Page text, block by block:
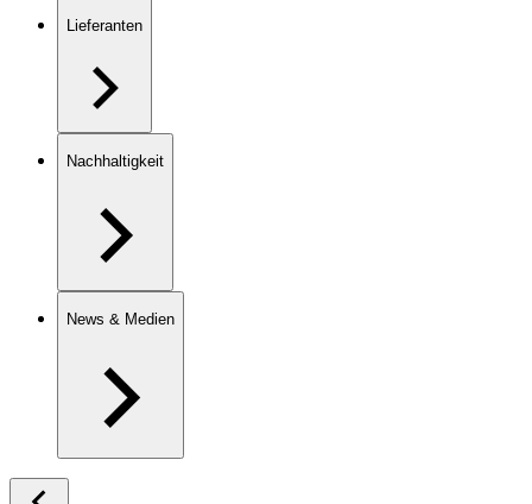
Lieferanten
Nachhaltigkeit
News & Medien